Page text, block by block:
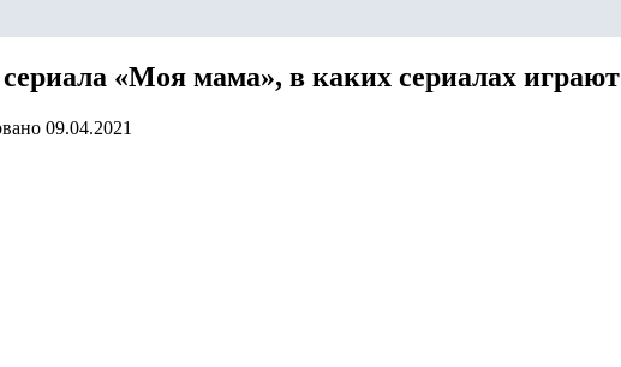
«Моя мама», в каких сериалах играют
09.04.2021